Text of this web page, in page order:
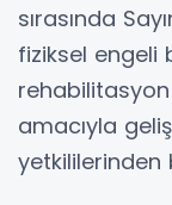
sırasında
fiziksel engeli
amacıyla
yetkililerinden